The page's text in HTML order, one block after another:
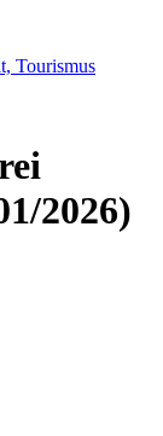
Tourismus
2026)